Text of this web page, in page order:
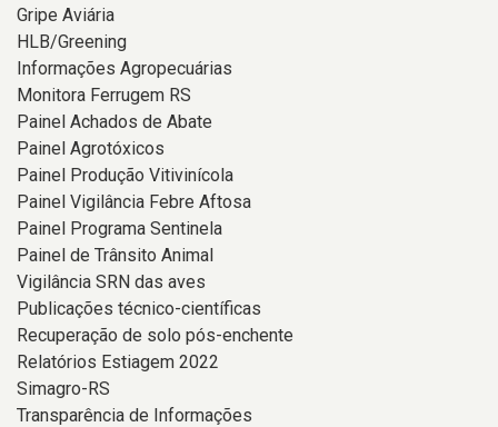
Gripe Aviária
HLB/Greening
Informações Agropecuárias
Monitora Ferrugem RS
Painel Achados de Abate
Painel Agrotóxicos
Painel Produção Vitivinícola
Painel Vigilância Febre Aftosa
Painel Programa Sentinela
Painel de Trânsito Animal
Vigilância SRN das aves
Publicações técnico-científicas
Recuperação de solo pós-enchente
Relatórios Estiagem 2022
Simagro-RS
Transparência de Informações